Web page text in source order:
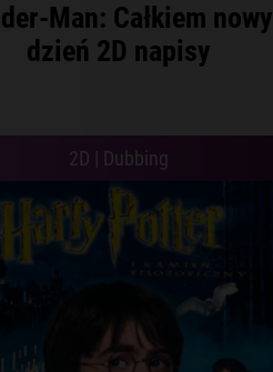
Man: Całkiem nowy
dzień 2D napisy
2D | Dubbing